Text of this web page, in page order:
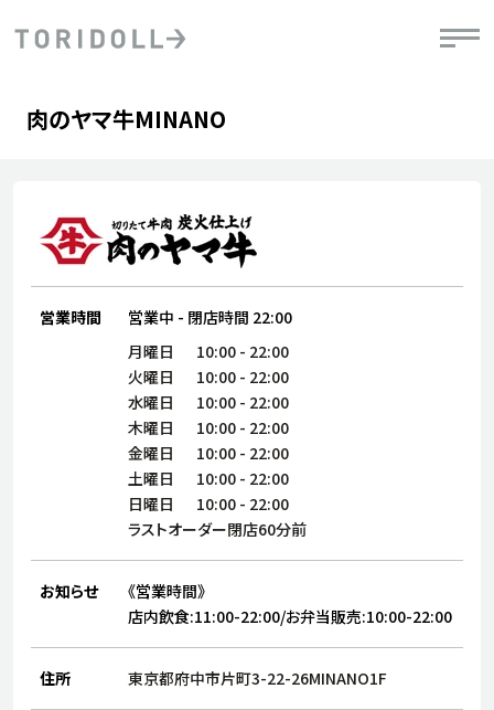
会社情報
経営理念
株主・投資家情報
サステナビリティ
採用情報
よくある質問・お問い合わせ
デジタルトランス
フォーメーション戦略
粟田社長が語るトリドールDX
DXビジョン2028
トリドールのDX ～これまでとこれから～
粟田社長が語る
トリドールのサステナビリティ
ステークホルダーとの
コミュニケーション
肉のヤマ牛MINANO
営業時間 営業中 - 閉店時間 22:00
月曜日 10:00 - 22:00
火曜日
10:00 - 22:00
水曜日
10:00 - 22:00
木曜日
10:00 - 22:00
金曜日
10:00 - 22:00
土曜日
10:00 - 22:00
日曜日
10:00 - 22:00
ラストオーダー閉店60分前
お知らせ
《営業時間》
店内飲食:11:00-22:00/お弁当販売:10:00-22:00
住所 東京都府中市片町3-22-26MINANO1F